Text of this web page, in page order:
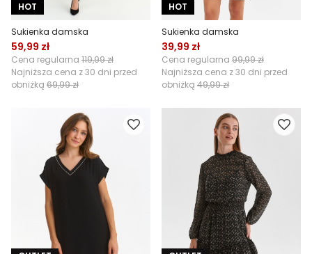
HOT
Sukienka damska
59,99 zł
Cena regularna 119,99 zł
Najniższa cena z 30 dni przed
obniżką 69,99 zł
HOT
Sukienka damska
39,99 zł
Cena regularna 99,99 zł
Najniższa cena z 30 dni przed
obniżką 49,99 zł